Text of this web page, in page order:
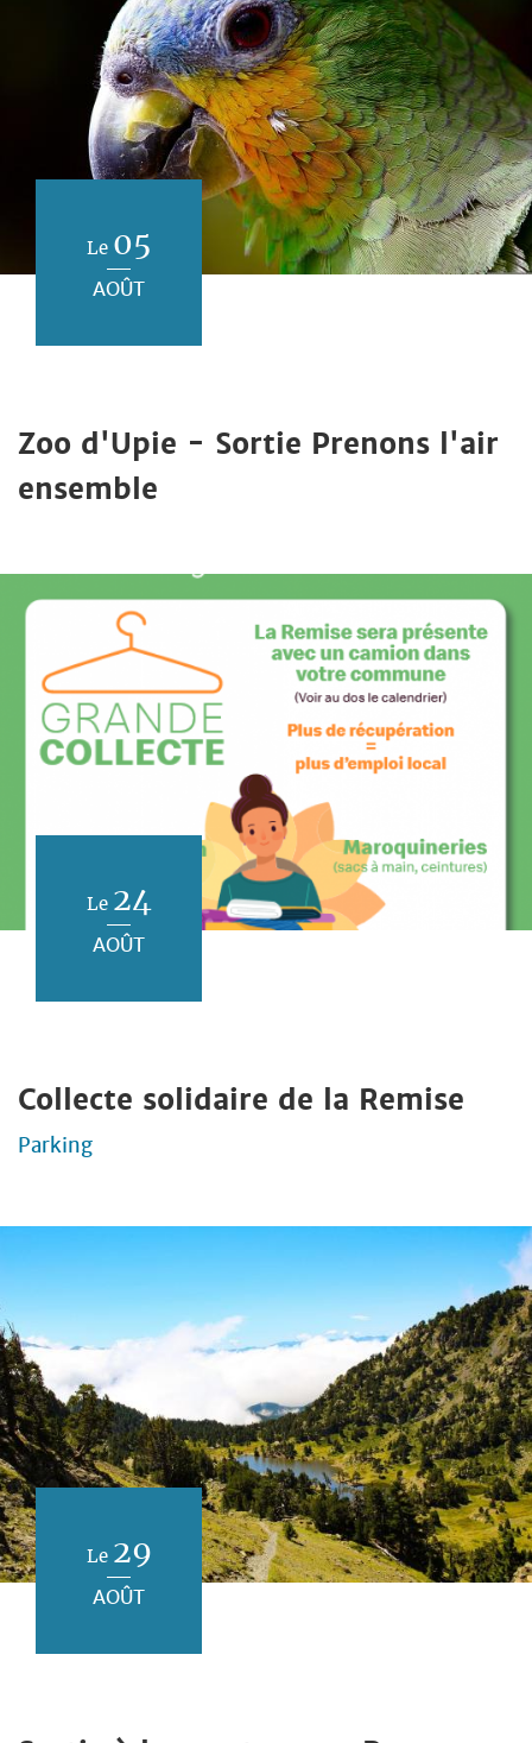
Le 05
AOÛT
Zoo d'Upie - Sortie Prenons l'air
ensemble
Le 24
AOÛT
Collecte solidaire de la Remise
Parking
Le 29
AOÛT